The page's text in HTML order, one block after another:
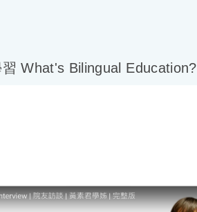
What's Bilingual Education?